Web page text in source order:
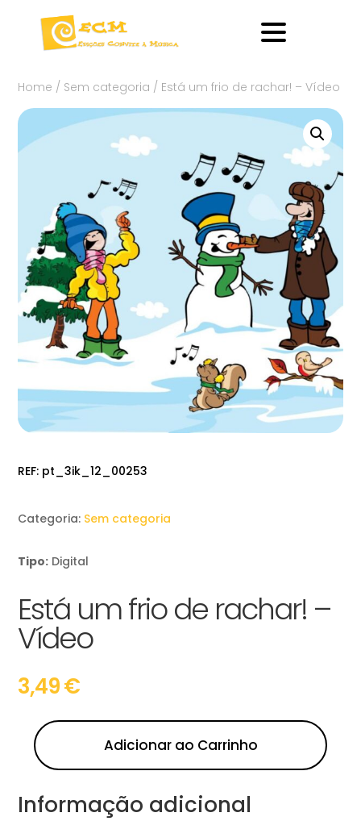
Home / Sem categoria / Está um frio de rachar! – Vídeo
REF: pt_3ik_12_00253
Categoria: Sem categoria
Tipo: Digital
Está um frio de rachar! –
Vídeo
3,49€
Adicionar ao Carrinho
Informação adicional